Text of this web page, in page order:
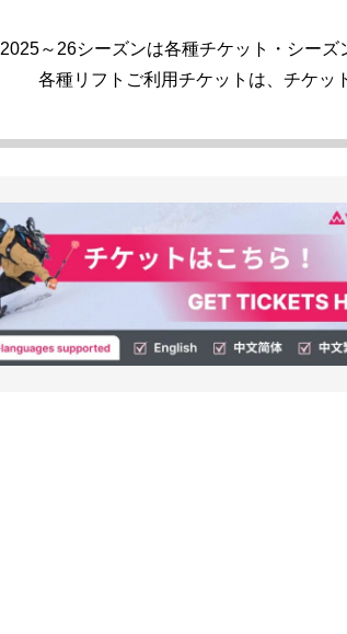
2025～26シーズンは各種チケット・シー
各種リフトご利用チケットは、チケッ